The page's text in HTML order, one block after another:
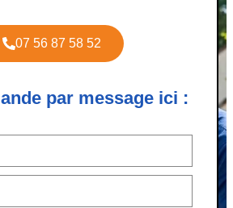
07 56 87 58 52
par message ici :